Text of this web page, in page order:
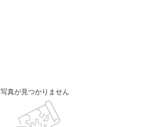
写真が見つかりません